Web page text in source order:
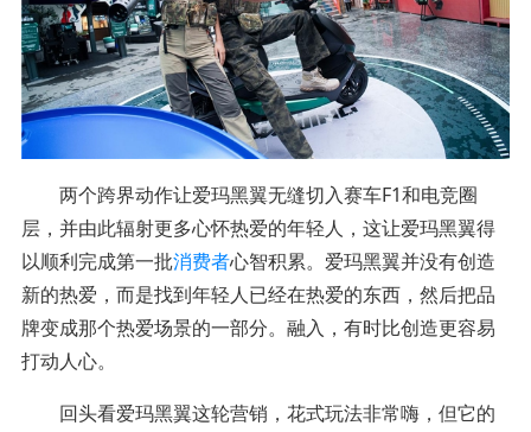
两个跨界动作让爱玛黑翼无缝切入赛车F1和电竞圈
层，并由此辐射更多心怀热爱的年轻人，这让爱玛黑翼得
以顺利完成第一批消费者心智积累。爱玛黑翼并没有创造
新的热爱，而是找到年轻人已经在热爱的东西，然后把品
牌变成那个热爱场景的一部分。融入，有时比创造更容易
打动人心。
回头看爱玛黑翼这轮营销，花式玩法非常嗨，但它的